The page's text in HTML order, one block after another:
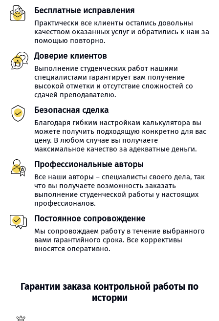
Бесплатные исправления
Практически все клиенты остались довольны
качеством оказанных услуг и обратились к нам за
помощью повторно.
Доверие клиентов
Выполнение студенческих работ нашими
специалистами гарантирует вам получение
высокой отметки и отсутствие сложностей со
сдачей преподавателю.
Безопасная сделка
Благодаря гибким настройкам калькулятора вы
можете получить подходящую конкретно для вас
цену. В любом случае вы получаете
максимальное качество за адекватные деньги.
Профессиональные авторы
Все наши авторы – специалисты своего дела, так
что вы получаете возможность заказать
выполнение студенческой работы у настоящих
профессионалов.
Постоянное сопровождение
Мы сопровождаем работу в течение выбранного
вами гарантийного срока. Все коррективы
вносятся оперативно.
Гарантии заказа контрольной работы по
истории